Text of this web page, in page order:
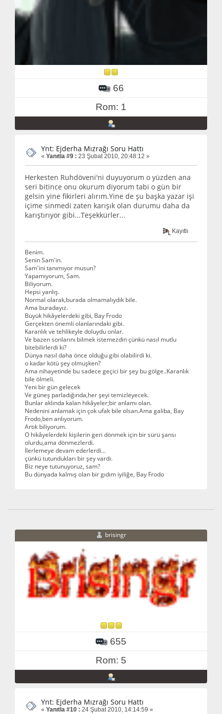
66
Rom: 1
Ynt: Ejderha Mızrağı Soru Hattı
« Yanıtla #9 : 23 Şubat 2010, 20:48:12 »
Herkesten Ruhdöveni'ni duyuyorum o yüzden ana
seri bitince onu okurum diyorum tabi o gün bir
gelsin yine fikirleri alırım.Yine de şu başka yazar işi
içime sinmedi zaten karışık olan durumu daha da
karıştırıyor gibi...Teşekkürler...
Kayıtlı
Benim.
Senin Sam'in.
Sam'ini tanımıyor musun?
Yapamıyorum, Sam.
Biliyorum.
Hepsi yanlış.
Normal olarak,burada olmamalıydık bile.
Ama buradayız.
Büyük hikâyelerdeki gibi, Bay Frodo
Gerçekten önemli olanlarındaki gibi.
Karanlık ve tehlikeyle doluydu onlar.
Ve bazen sonlarını bilmek istemezdin çünkü nasıl mutlu
bitebilirlerdi ki?
Dünya nasıl daha önce olduğu gibi olabilirdi ki.
o kadar kötü şey olmuşken?
Ama nihayetinde bu sadece geçici bir şey bu gölge..Karanlık
bile ölmeli.
Yeni bir gün gelecek
Ve güneş parladığında,her şeyi temizleyecek.
Bunlar aklında kalan hikâyeler;bir anlamı olan.
Nedenini anlamak için çok ufak bile olsan.Ama galiba, Bay
Frodo,ben anlıyorum.
Artık biliyorum.
O hikâyelerdeki kişilerin geri dönmek için bir sürü şansı
olurdu,ama dönmezlerdi.
İlerlemeye devam ederlerdi...
çünkü tutundukları bir şey vardı.
Biz neye tutunuyoruz, sam?
Bu dünyada kalmış olan bir gıdım iyiliğe, Bay Frodo
brisingr
655
Rom: 5
Ynt: Ejderha Mızrağı Soru Hattı
« Yanıtla #10 : 24 Şubat 2010, 14:14:59 »